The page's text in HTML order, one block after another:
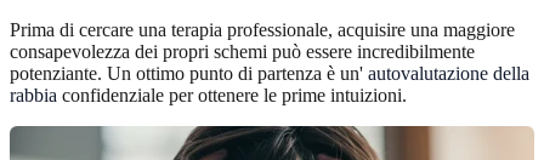
Prima di cercare una terapia professionale, acquisire una maggiore
consapevolezza dei propri schemi può essere incredibilmente
potenziante. Un ottimo punto di partenza è un' autovalutazione della
rabbia confidenziale per ottenere le prime intuizioni.